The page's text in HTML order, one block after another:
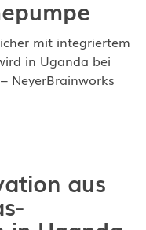
mit integriertem
in Uganda bei
NeyerBrainworks
aus